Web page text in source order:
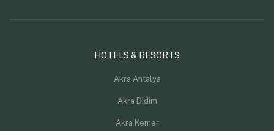
HOTELS & RESORTS
Akra Antalya
Akra Didim
Akra Kemer